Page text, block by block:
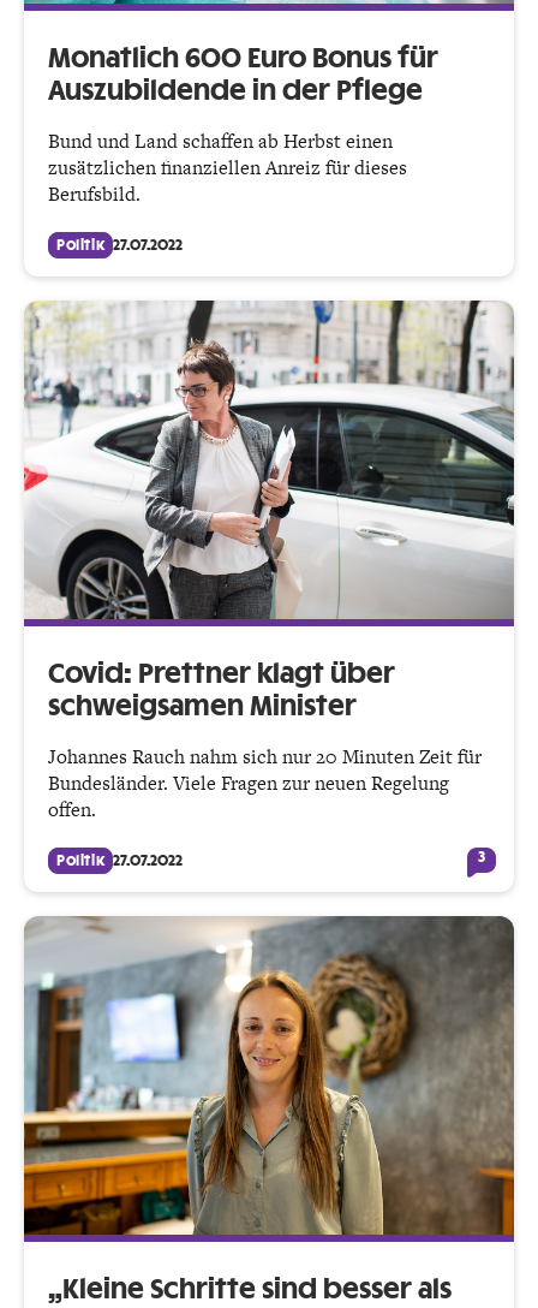
Monatlich 600 Euro Bonus für
Auszubildende in der Pflege
Bund und Land schaffen ab Herbst einen
zusätzlichen finanziellen Anreiz für dieses
Berufsbild.
Politik 27.07.2022
Covid: Prettner klagt über
schweigsamen Minister
Johannes Rauch nahm sich nur 20 Minuten Zeit für
Bundesländer. Viele Fragen zur neuen Regelung
offen.
Politik 27.07.2022 3
„Kleine Schritte sind besser als